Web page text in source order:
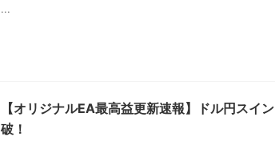
...
【オリジナルEA最高益更新速報】ドル円ス
破！